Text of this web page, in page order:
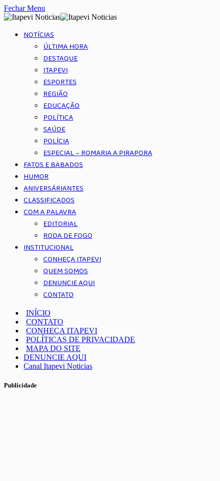
Fechar Menu
NOTÍCIAS
ÚLTIMA HORA
DESTAQUE
ITAPEVI
ESPORTES
REGIÃO
EDUCAÇÃO
POLÍTICA
SAÚDE
POLÍCIA
ESPECIAL – ROMARIA A PIRAPORA
FATOS E BABADOS
HUMOR
ANIVERSÁRIANTES
CLASSIFICADOS
COM A PALAVRA
EDITORIAL
RODA DE FOGO
INSTITUCIONAL
CONHEÇA ITAPEVI
QUEM SOMOS
DENUNCIE AQUI
CONTATO
INÍCIO
CONTATO
CONHEÇA ITAPEVI
POLÍTICAS DE PRIVACIDADE
MAPA DO SITE
DENUNCIE AQUI
Canal Itapevi Noticias
Publicidade